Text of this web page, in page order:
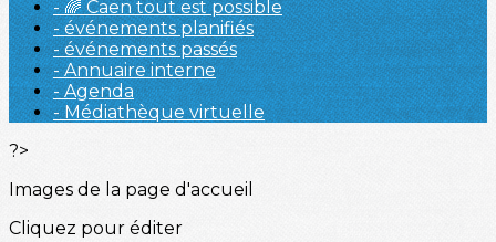
- 🌈 Caen tout est possible
- événements planifiés
- événements passés
- Annuaire interne
- Agenda
- Médiathèque virtuelle
?>
Images de la page d'accueil
Cliquez pour éditer